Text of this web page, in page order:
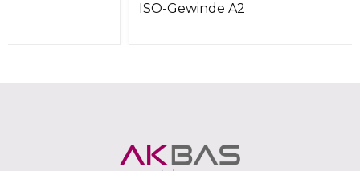
ISO-Gewinde A2